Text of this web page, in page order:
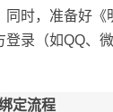
同时，准备好《
登录（如QQ、
定流程